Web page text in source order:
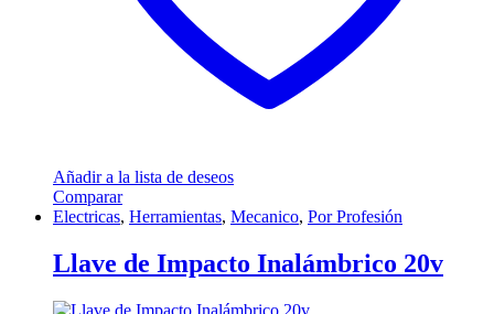
Añadir a la lista de deseos
Comparar
Electricas, Herramientas, Mecanico, Por Profesión
Llave de Impacto Inalámbrico 20v